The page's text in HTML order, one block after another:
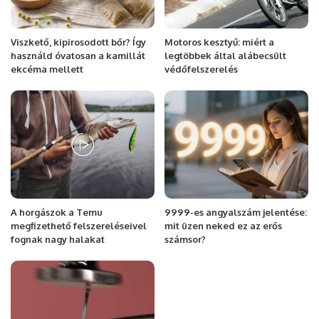
Viszkető, kipirosodott bőr? Így
használd óvatosan a kamillát
ekcéma mellett
Motoros kesztyű: miért a
legtöbbek által alábecsült
védőfelszerelés
A horgászok a Temu
megfizethető felszereléseivel
fognak nagy halakat
9999-es angyalszám jelentése:
mit üzen neked ez az erős
számsor?